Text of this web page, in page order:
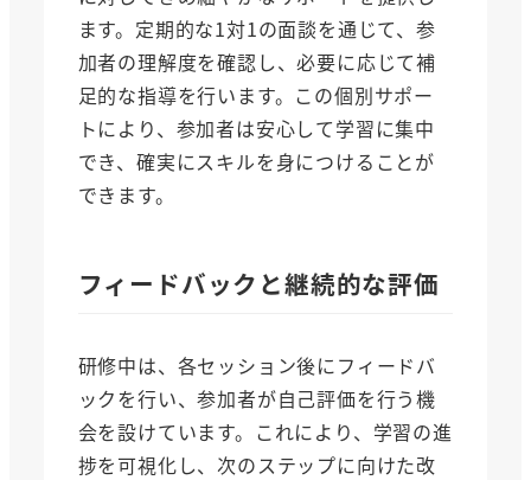
ます。定期的な1対1の面談を通じて、参
加者の理解度を確認し、必要に応じて補
足的な指導を行います。この個別サポー
トにより、参加者は安心して学習に集中
でき、確実にスキルを身につけることが
できます。
フィードバックと継続的な評価
研修中は、各セッション後にフィードバ
ックを行い、参加者が自己評価を行う機
会を設けています。これにより、学習の進
捗を可視化し、次のステップに向けた改